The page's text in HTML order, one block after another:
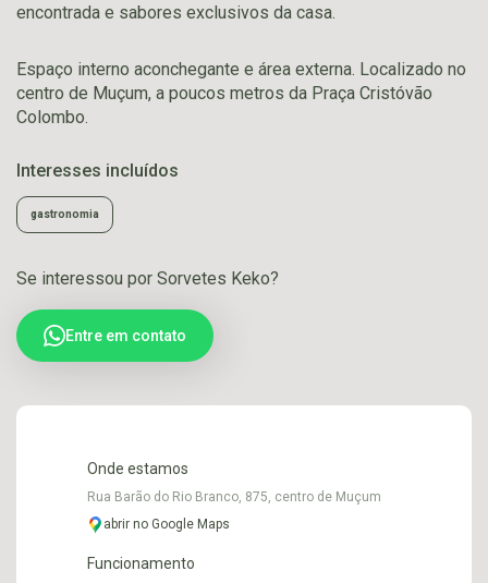
encontrada e sabores exclusivos da casa.
Espaço interno aconchegante e área externa. Localizado no
centro de Muçum, a poucos metros da Praça Cristóvão
Colombo.
Interesses incluídos
gastronomia
Se interessou por Sorvetes Keko?
Entre em contato
Onde estamos
Rua Barão do Rio Branco, 875, centro de Muçum
abrir no Google Maps
Funcionamento